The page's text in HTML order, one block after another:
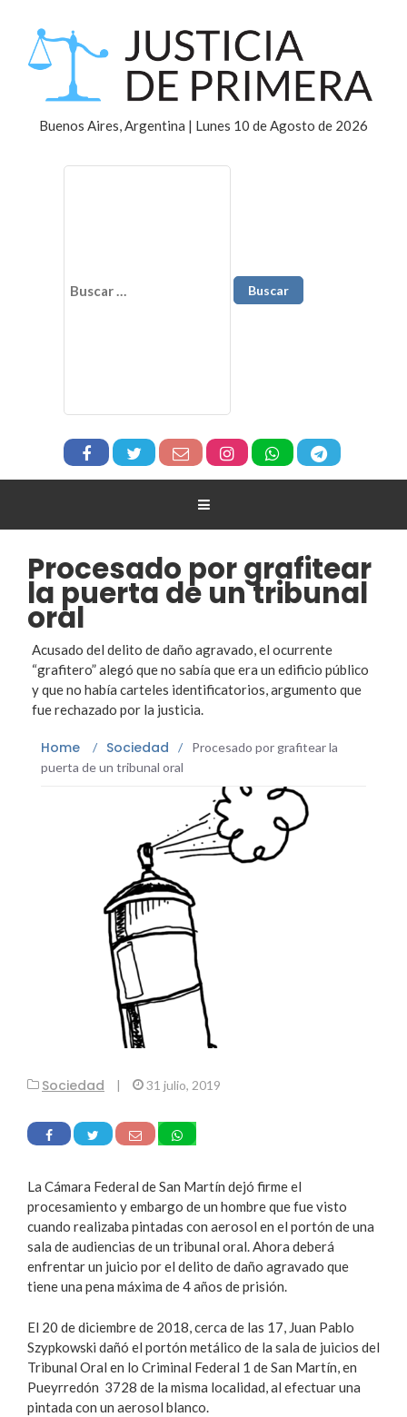
Buenos Aires, Argentina | Lunes 10 de Agosto de 2026
Procesado por grafitear
la puerta de un tribunal
oral
Acusado del delito de daño agravado, el ocurrente
“grafitero” alegó que no sabía que era un edificio público
y que no había carteles identificatorios, argumento que
fue rechazado por la justicia.
Home / Sociedad /
Procesado por grafitear la
puerta de un tribunal oral
Sociedad | 31 julio, 2019
La Cámara Federal de San Martín dejó firme el
procesamiento y embargo de un hombre que fue visto
cuando realizaba pintadas con aerosol en el portón de una
sala de audiencias de un tribunal oral. Ahora deberá
enfrentar un juicio por el delito de daño agravado que
tiene una pena máxima de 4 años de prisión.
El 20 de diciembre de 2018, cerca de las 17, Juan Pablo
Szypkowski dañó el portón metálico de la sala de juicios del
Tribunal Oral en lo Criminal Federal 1 de San Martín, en
Pueyrredón 3728 de la misma localidad, al efectuar una
pintada con un aerosol blanco.